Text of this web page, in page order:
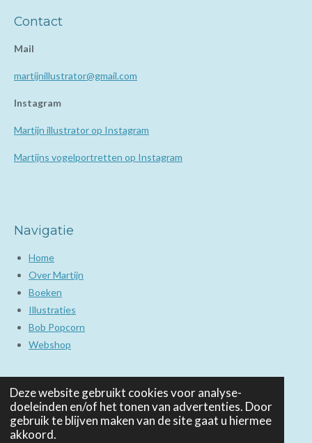
Deze website gebruikt cookies voor analyse-
doeleinden en/of het tonen van advertenties. Door
gebruik te blijven maken van de site gaat u hiermee
akkoord.
Contact
Mail
martijnillustrator@gmail.com
Instagram
Martijn illustrator op Instagram
Martijns vogelportretten op Instagram
Navigatie
Home
Over Martijn
Boeken
Illustraties
Bob Popcorn
Webshop
Copyright